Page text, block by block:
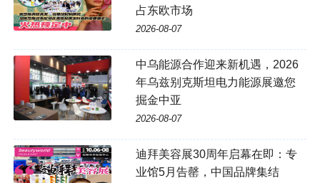
占东欧市场
2026-08-07
中乌能源合作迎来新机遇，2026
年乌兹别克斯坦电力能源展邀您
掘金中亚
2026-08-07
迪拜美容展30周年启幕在即：专
业馆5月告罄，中国品牌集结